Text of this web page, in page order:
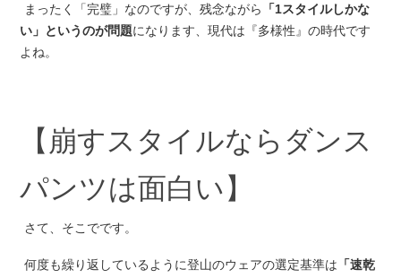
まったく「完璧」なのですが、残念ながら 「1スタイルしかな
い」というのが問題になります、現代は『多様性』の時代です
よね。
【崩すスタイルならダンス
パンツは面白い】
さて、そこでです。
何度も繰り返しているように登山のウェアの選定基準は 「速乾